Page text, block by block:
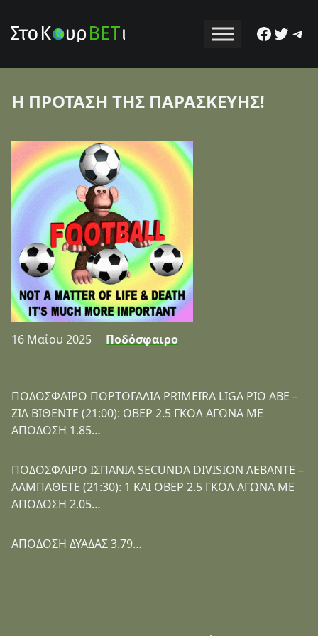
Η ΠΡΟΤΑΣΗ ΤΗΣ ΠΑΡΑΣΚΕΥΗΣ!
16 Μαΐου 2025 Ποδόσφαιρο
ΠΟΔΟΣΦΑΙΡΟ ΠΟΡΤΟΓΑΛΙΑ PRIMEIRA LIGA ΡΙΟ ΑΒΕ –
ΖΙΛ ΒΙΘΕΝΤΕ (21:00): ΟΒΕΡ 2.5 ΓΚΟΛ ΑΓΩΝΑ ΜΕ
ΑΠΟΔΟΣΗ 1.85…
ΠΟΔΟΣΦΑΙΡΟ ΙΣΠΑΝΙΑ SECUNDA DIVISION ΛΕΒΑΝΤΕ –
ΑΛΜΠΑΘΕΤΕ (21:30): 1 ΚΑΙ ΟΒΕΡ 2.5 ΓΚΟΛ ΑΓΩΝΑ ΜΕ
ΑΠΟΔΟΣΗ 2.05…
ΑΠΟΔΟΣΗ ΔΥΑΔΑΣ 3.79…